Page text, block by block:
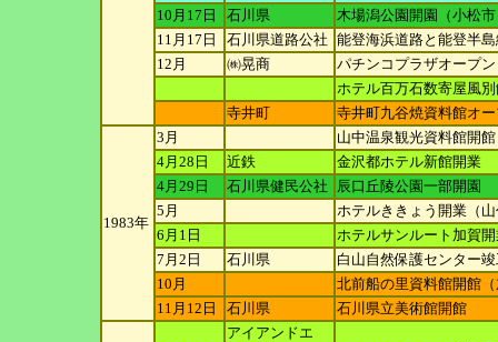
10月17日 石川県
木場潟公園開園（小松
11月17日
石川県道路公社 能登海浜道路と能登半
12月
㈱晃商
パチンコプラザオープ
ホテル百万石数寄屋風
寺井町
寺井町九谷焼資料館オ
1983年
3月
山中温泉観光資料館開館
4月28日
近鉄
金沢都ホテル新館開業
4月29日
石川県健民公社
辰口丘陵公園一部開園
5月
ホテルききょう開業（
6月1日
ホテルサンルート加賀
7月2日
石川県
白山自然保護センター
10月
北前船の里資料館開館
11月12日
石川県 石川県立美術館開館
アイアンドエ